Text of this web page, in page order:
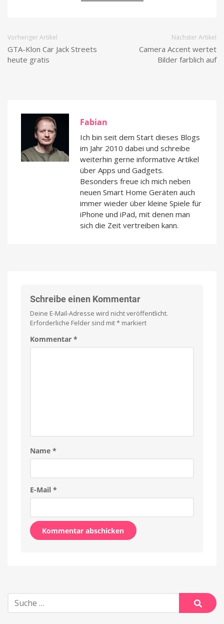
Vorheriger Artikel
GTA-Klon Car Jack Streets
heute gratis
Nächster Artikel
Camera Accent wertet
Bilder farblich auf
Fabian
Ich bin seit dem Start dieses Blogs
im Jahr 2010 dabei und schreibe
weiterhin gerne informative Artikel
über Apps und Gadgets.
Besonders freue ich mich neben
neuen Smart Home Geräten auch
immer wieder über kleine Spiele für
iPhone und iPad, mit denen man
sich die Zeit vertreiben kann.
Schreibe einen Kommentar
Deine E-Mail-Adresse wird nicht veröffentlicht.
Erforderliche Felder sind mit* markiert
Kommentar *
Name *
E-Mail *
Suche
nach:
Suche